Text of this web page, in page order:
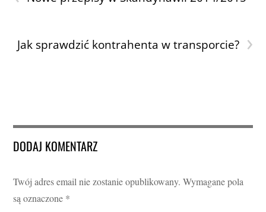
›
Jak sprawdzić kontrahenta w transporcie?
DODAJ KOMENTARZ
Twój adres email nie zostanie opublikowany. Wymagane pola
są oznaczone *